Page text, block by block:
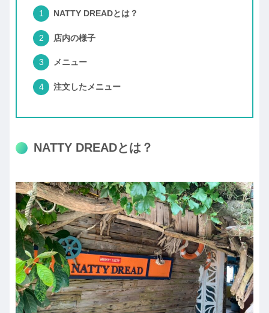
NATTY DREADとは？
店内の様子
メニュー
注文したメニュー
NATTY DREADとは？